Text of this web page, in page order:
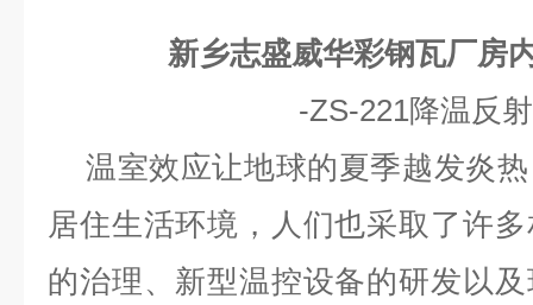
新乡志盛威华彩钢瓦厂房
-ZS-221降温反
温室效应让地球的夏季越发炎
居住生活环境，人们也采取了许
的治理、新型温控设备的研发以